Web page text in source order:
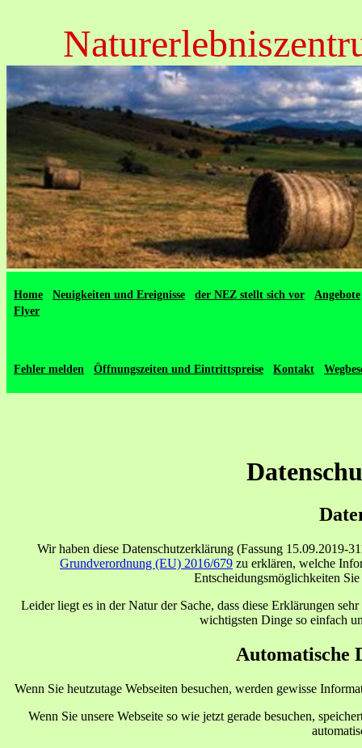
Home Neuigkeiten und Ereignisse der NEZ stellt sich vor
Angebote
Flyer
Fehler melden Öffnungszeiten und Eintrittspreise Kontakt
Wir haben diese Datenschutzerklärung (Fassung 15.09.2019-
Grundverordnung (EU) 2016/679 zu erklären, welche
Entscheidungsmöglichkeiten
Leider liegt es in der Natur der Sache, dass diese Erklärungen
wichtigsten Dinge so einfach
Automatische
Wenn Sie heutzutage Webseiten besuchen, werden gewisse
Wenn Sie unsere Webseite so wie jetzt gerade besuchen,